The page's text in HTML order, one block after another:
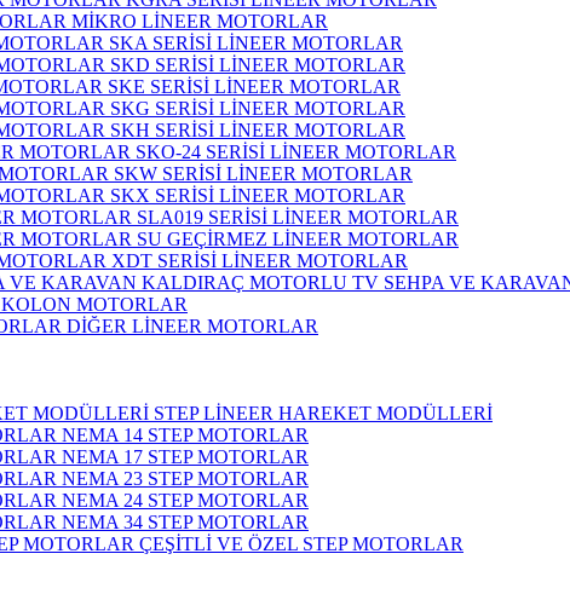
MİKRO LİNEER MOTORLAR
SKA SERİSİ LİNEER MOTORLAR
SKD SERİSİ LİNEER MOTORLAR
SKE SERİSİ LİNEER MOTORLAR
SKG SERİSİ LİNEER MOTORLAR
SKH SERİSİ LİNEER MOTORLAR
SKO-24 SERİSİ LİNEER MOTORLAR
SKW SERİSİ LİNEER MOTORLAR
SKX SERİSİ LİNEER MOTORLAR
SLA019 SERİSİ LİNEER MOTORLAR
SU GEÇİRMEZ LİNEER MOTORLAR
XDT SERİSİ LİNEER MOTORLAR
MOTORLU TV SEHPA VE
KOLON MOTORLAR
DİĞER LİNEER MOTORLAR
STEP LİNEER HAREKET MODÜLLERİ
NEMA 14 STEP MOTORLAR
NEMA 17 STEP MOTORLAR
NEMA 23 STEP MOTORLAR
NEMA 24 STEP MOTORLAR
NEMA 34 STEP MOTORLAR
ÇEŞİTLİ VE ÖZEL STEP MOTORLAR